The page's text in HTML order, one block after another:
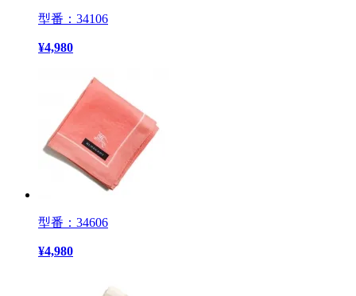
型番：34106
¥4,980
型番：34606
¥4,980